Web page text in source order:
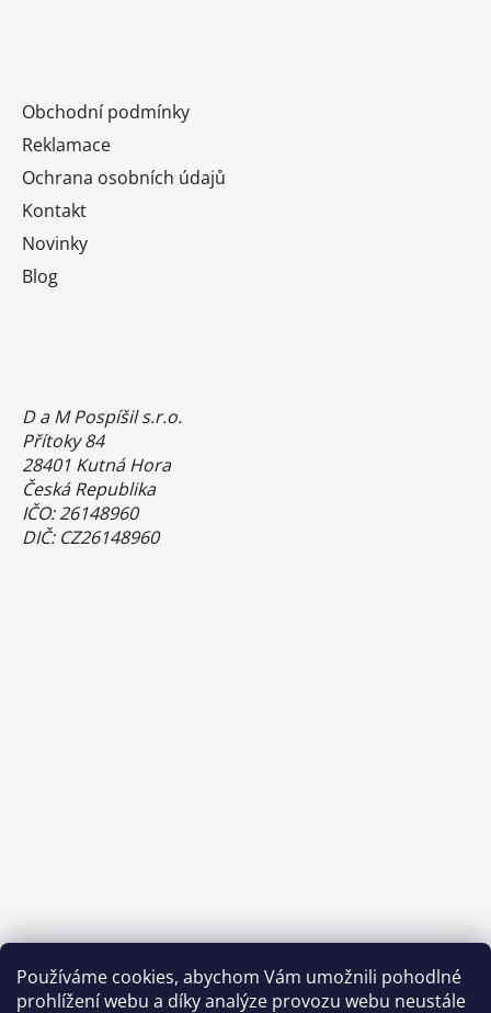
Používáme cookies, abychom Vám umožnili pohodlné
prohlížení webu a díky analýze provozu webu neustále
Obchodní podmínky
Reklamace
Ochrana osobních údajů
Kontakt
Novinky
Blog
D a M Pospíšil s.r.o.
Přítoky 84
28401 Kutná Hora
Česká Republika
IČO: 26148960
DIČ: CZ26148960